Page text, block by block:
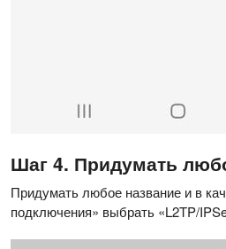
Шаг 4. Придумать
Придумать любое название и в
подключения» выбрать «L2TP/